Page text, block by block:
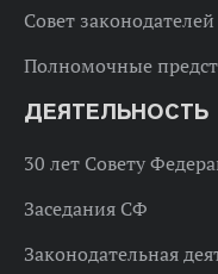
Совет
Полномочные
ДЕЯТЕЛЬНОСТЬ
30 лет Совету
Заседания СФ
Законодательная